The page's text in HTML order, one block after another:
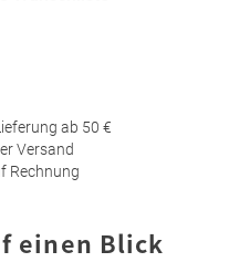
ab 50 €
Versand
Rechnung
einen Blick